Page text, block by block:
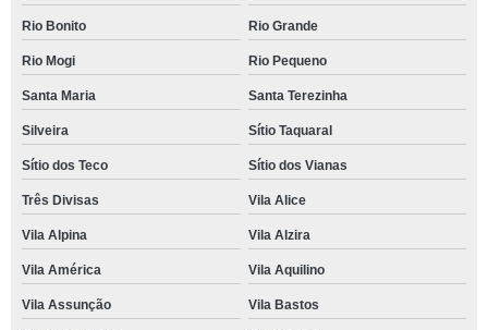
Rio Bonito Rio Grande
Rio Mogi Rio Pequeno
Santa Maria Santa Terezinha
Silveira Sítio Taquaral
Sítio dos Teco Sítio dos Vianas
Três Divisas Vila Alice
Vila Alpina Vila Alzira
Vila América Vila Aquilino
Vila Assunção Vila Bastos